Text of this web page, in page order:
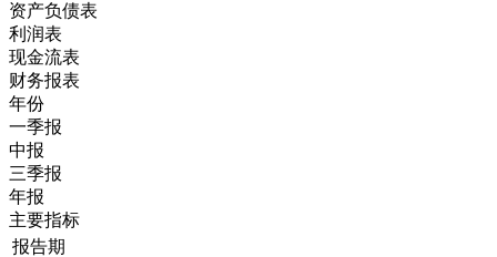
资产负债表
利润表
现金流表
财务报表
年份
一季报
中报
三季报
年报
主要指标
报告期